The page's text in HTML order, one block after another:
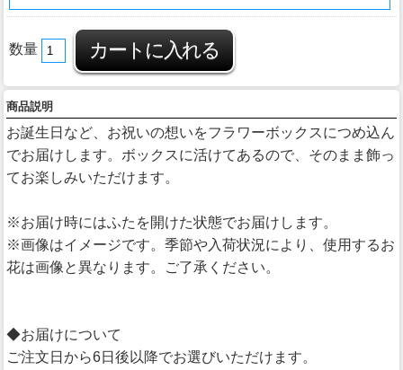
数量
商品説明
お誕生日など、お祝いの想いをフラワーボックスにつめ込ん
でお届けします。ボックスに活けてあるので、そのまま飾っ
てお楽しみいただけます。
※お届け時にはふたを開けた状態でお届けします。
※画像はイメージです。季節や入荷状況により、使用するお
花は画像と異なります。ご了承ください。
◆お届けについて
ご注文日から6日後以降でお選びいただけます。